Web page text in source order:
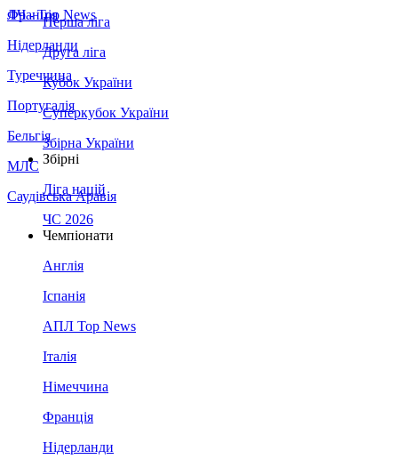
Франція
Нідерланди
Туреччина
Португалія
Бельгія
МЛС
Саудівська Аравія
ЛЧ - Top News
Перша ліга
Друга ліга
Кубок України
Суперкубок України
Збірна України
Збірні
Ліга націй
ЧС 2026
Чемпіонати
Англія
Іспанія
АПЛ Top News
Італія
Німеччина
Франція
Нідерланди